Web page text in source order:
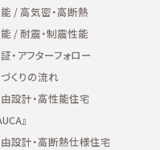
/ 高気密・高断熱
/ 耐震・制震性能
・アフターフォロー
くりの流れ
設計・高性能住宅
』
設計・高断熱仕様住宅